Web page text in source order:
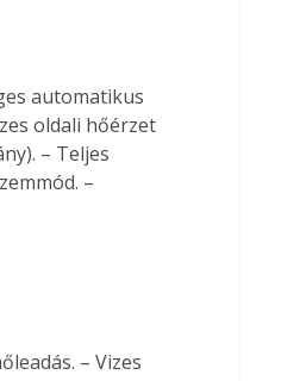
automatikus
oldali hőérzet
– Teljes
–
– Vizes